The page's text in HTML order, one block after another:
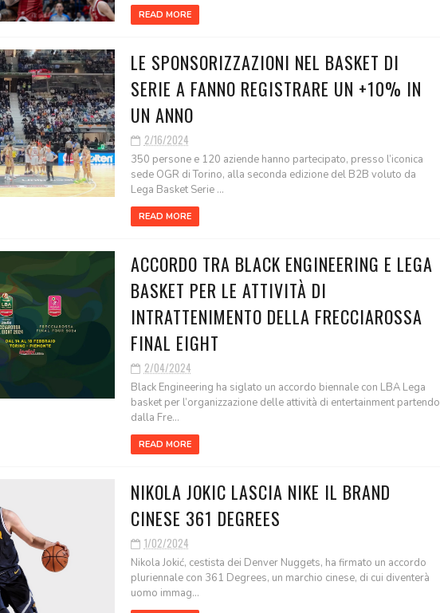
READ MORE
LE SPONSORIZZAZIONI NEL BASKET DI
SERIE A FANNO REGISTRARE UN +10% IN
UN ANNO
2/16/2024
350 persone e 120 aziende hanno partecipato, presso l’iconica
sede OGR di Torino, alla seconda edizione del B2B voluto da
Lega Basket Serie ...
READ MORE
ACCORDO TRA BLACK ENGINEERING E LEGA
BASKET PER LE ATTIVITÀ DI
INTRATTENIMENTO DELLA FRECCIAROSSA
FINAL EIGHT
2/04/2024
Black Engineering ha siglato un accordo biennale con LBA Lega
basket per l’organizzazione delle attività di entertainment partendo
dalla Fre...
READ MORE
NIKOLA JOKIC LASCIA NIKE IL BRAND
CINESE 361 DEGREES
1/02/2024
Nikola Jokić, cestista dei Denver Nuggets, ha firmato un accordo
pluriennale con 361 Degrees, un marchio cinese, di cui diventerà
uomo immag...